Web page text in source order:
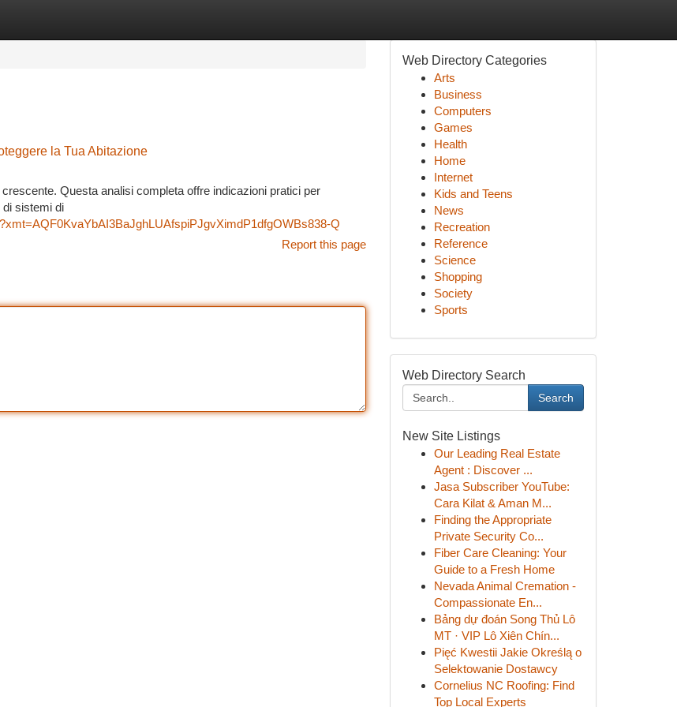
la Tua Abitazione
Questa analisi completa offre indicazioni pratici per
di sistemi di
Q
Report this page
Web Directory Categories
Arts
Business
Computers
Games
Health
Home
Internet
Kids and Teens
News
Recreation
Reference
Science
Shopping
Society
Sports
Web Directory Search
Search
New Site Listings
Our Leading Real Estate
Agent : Discover ...
Jasa Subscriber YouTube:
Cara Kilat & Aman M...
Finding the Appropriate
Private Security Co...
Fiber Care Cleaning: Your
Guide to a Fresh Home
Nevada Animal Cremation -
Compassionate En...
Bảng dự đoán Song Thủ Lô
MT · VIP Lô Xiên Chín...
Pięć Kwestii Jakie Określą o
Selektowanie Dostawcy
Cornelius NC Roofing: Find
Top Local Experts